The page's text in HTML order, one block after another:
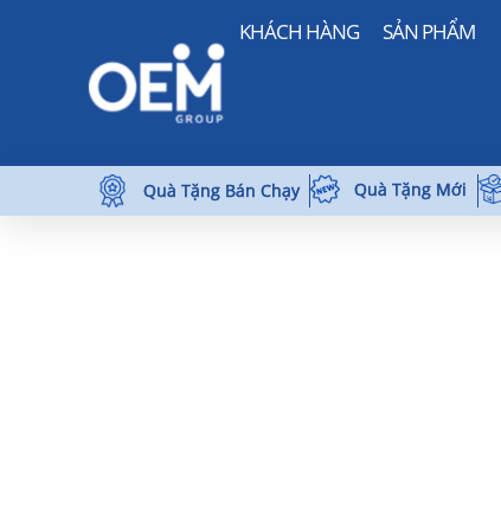
KHÁCH HÀNG SẢN PHẨM
Quà Tặng Bán Chạy Quà Tặng Mới